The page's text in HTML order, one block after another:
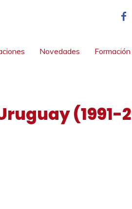
Novedades Formación
(1991-